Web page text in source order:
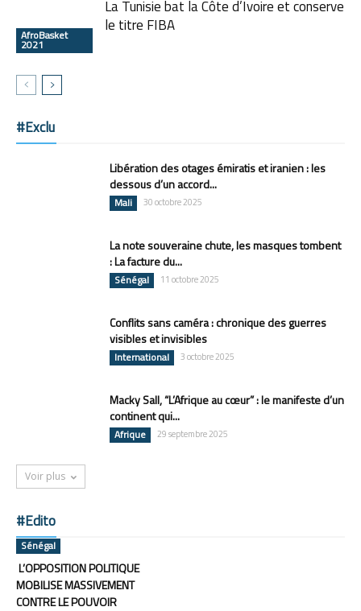
AfroBasket
2021
La Tunisie bat la Côte d’Ivoire et conserve
le titre FIBA ​​
#Exclu
Libération des otages émiratis et iranien : les
dessous d’un accord...
Mali 30 octobre 2025
La note souveraine chute, les masques tombent
: La facture du...
Sénégal 11 octobre 2025
Conflits sans caméra : chronique des guerres
visibles et invisibles
International 3 octobre 2025
Macky Sall, “L’Afrique au cœur” : le manifeste d’un
continent qui...
Afrique 29 septembre 2025
Voir plus
#Edito
Sénégal
L’OPPOSITION POLITIQUE
MOBILISE MASSIVEMENT
CONTRE LE POUVOIR